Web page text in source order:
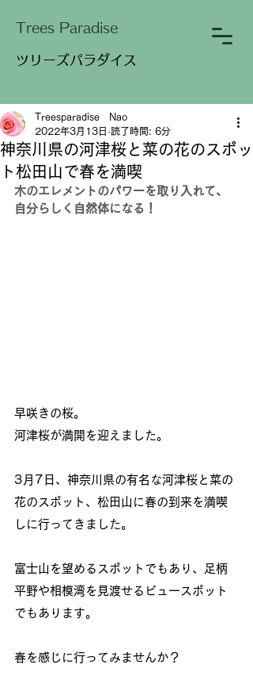
​Trees Paradise
​ツリーズパラダイス
神奈川県の河津桜と菜の花のスポッ
ト松田山で春を満喫
Treesparadise Nao
2022年3月13日 読了時間: 6分
木のエレメントのパワーを取り入れて、
自分らしく自然体になる！
早咲きの桜。
河津桜が満開を迎えました。
3月7日、神奈川県の有名な河津桜と菜の
花のスポット、松田山に春の到来を満喫
しに行ってきました。
富士山を望めるスポットでもあり、足柄
平野や相模湾を見渡せるビュースポット
でもあります。
春を感じに行ってみませんか？